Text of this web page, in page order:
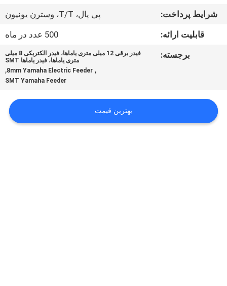
ما
تماس
بگیرید
SHOPPING
ON
شرایط پرداخت:
پی پال، T/T، وسترن یونیون
قابلیت ارائه:
500 عدد در ماه
برجسته:
فیدر برقی 12 میلی متری یاماها، فیدر الکتریکی 8 میلی
متری یاماها، فیدر یاماها SMT
,
8mm Yamaha Electric Feeder
,
SMT Yamaha Feeder
بهترین قیمت